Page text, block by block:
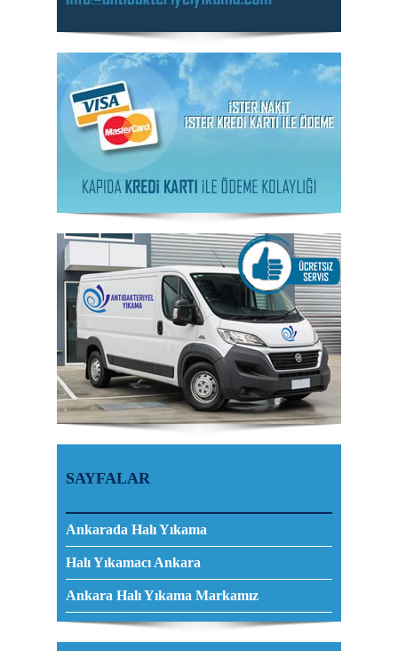
SAYFALAR
Ankarada Halı Yıkama
Halı Yıkamacı Ankara
Ankara Halı Yıkama Markamız